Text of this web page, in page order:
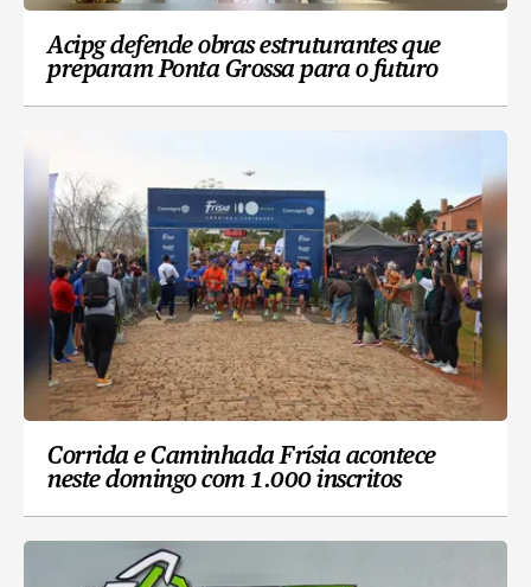
Acipg defende obras estruturantes que
preparam Ponta Grossa para o futuro
Corrida e Caminhada Frísia acontece
neste domingo com 1.000 inscritos